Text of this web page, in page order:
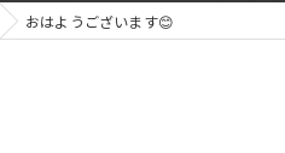
おはようございます😊